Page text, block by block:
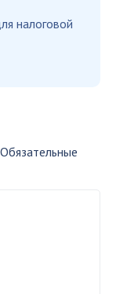
налоговой
Обязательные